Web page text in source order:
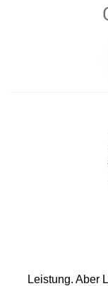
Leistung. Aber